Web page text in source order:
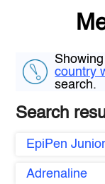
country
search.
Search
EpiPen Junior
Adrenaline